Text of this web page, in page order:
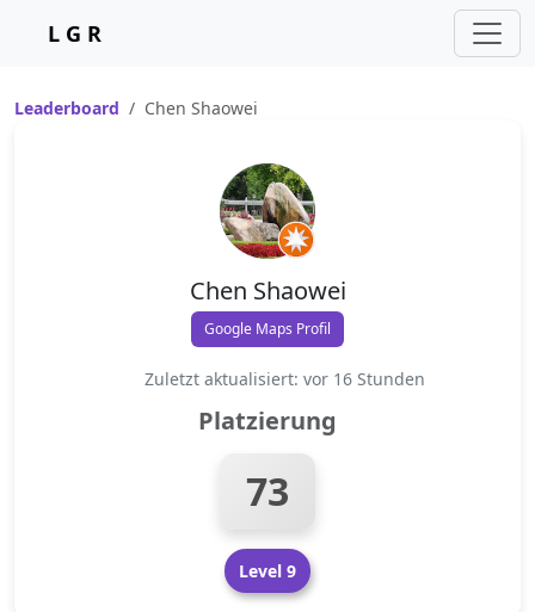
L G R
Leaderboard Chen Shaowei
Chen Shaowei
Google Maps Profil
Zuletzt aktualisiert: vor 16 Stunden
Platzierung
73
Level 9